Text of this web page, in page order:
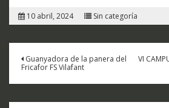
10 abril, 2024 Sin categoría
Navegación
de
entradas
Guanyadora de la panera del
Fricafor FS Vilafant
VI